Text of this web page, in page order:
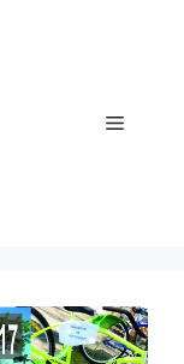
Menú